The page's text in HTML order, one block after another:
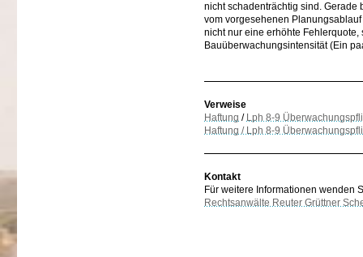
nicht schadenträchtig sind.
vom vorgesehenen
nicht nur eine erhöhte
Bauüberwachungsintensität (Ein
Verweise
Haftung / Lph 8-9
Haftung / Lph 8-9
Kontakt
Für weitere Informationen wenden
Rechtsanwälte Reuter Grüttner